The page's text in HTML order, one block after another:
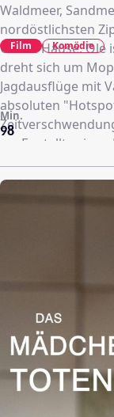
Waldmeer,
nordöstlichsten
Ole zu Hause. Ole
dreht sich um
Jagdausflüge mit
absoluten
an. Er stellt
besorgt ihm
Praktikumsplatz
Macho-Onkel
25 Jahren
98
Min.
Film Komödie